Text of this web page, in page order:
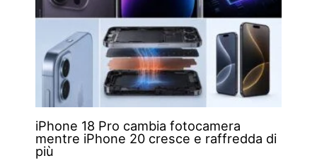
iPhone 18 Pro cambia fotocamera
mentre iPhone 20 cresce e raffredda di
più